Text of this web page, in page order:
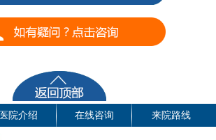
医院介绍 在线咨询 来院路线